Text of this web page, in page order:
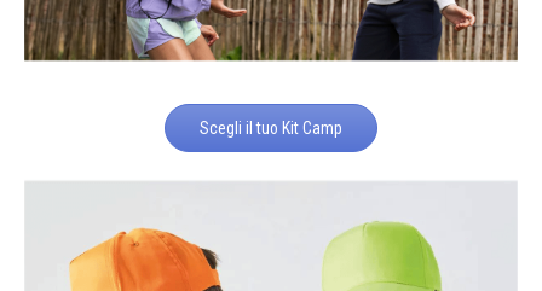
Scegli il tuo Kit Camp